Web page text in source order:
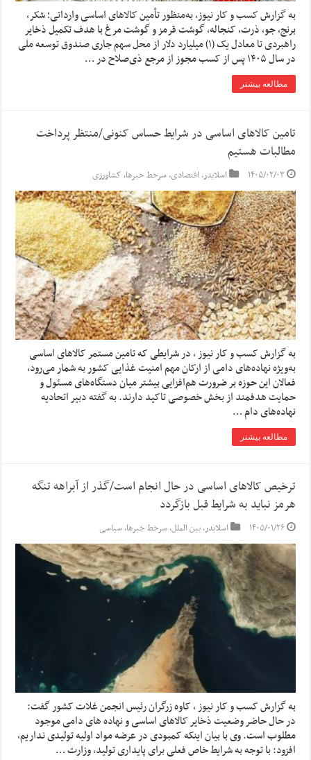
به گزارش کسب و کار نیوز، به‌منظور تأمین کالاهای اساسی وارداتی؛ شکر،
برنج، جو، ذرت، کنجاله، گوشت قرمز و گوشت مرغ با هدف تکمیل ذخایر
راهبردی تا معادل یک (۱) میلیارد دلار از محل سهم جاری صندوق توسعه ملی
در سال ۱۴۰۵ پس از کسب مجوز از مرجع ذی‌صلاح در …
مطالعه بیشتر
تامین کالاهای اساسی در شرایط حساس کنونی/منتظر پرداخت
مطالبات هستیم
۱۴۰۵/۰۲/۰۳ اسلایدر,اقتصادی,سرخط خبرها, کشاورزی
به گزارش کسب و کار نیوز ، در شرایطی که تامین مستمر کالاهای اساسی
به‌ویژه نهاده‌های دامی از ارکان مهم امنیت غذایی کشور به شمار می‌رود،
فعالان این حوزه بر ضرورت هم‌افزایی بیشتر میان دستگاه‌های مسئول و
حمایت هدفمند از بخش خصوصی تاکید دارند. به گفته دبیر اتحادیه
نهاده‌های دام …
مطالعه بیشتر
ترخیص کالاهای اساسی در حال انجام است/گذر از آبراهه تنگه
هرمز نباید به شرایط قبل بازگردد
۱۴۰۵/۰۱/۲۶ اسلایدر,بین الملل,سرخط خبرها,سیاسی
به گزارش کسب و کار نیوز ، کاوه زرگران رئیس انجمن غلات کشور گفت:
در حال حاضر وضعیت ذخایر کالاهای اساسی و نهاده های دامی موجود
مطلوب است. وی با بیان اینکه کمبودی در عرضه مواد اولیه تولیدی نداریم،
افزود: با توجه به شرایط خاص فعلی برای پایداری تولید، وزارت …